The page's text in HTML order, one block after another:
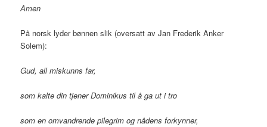
Amen
På norsk lyder bønnen slik (oversatt av Jan Frederik Anker
Solem):
Gud, all miskunns far,
som kalte din tjener Dominikus til å ga ut i tro
som en omvandrende pilegrim og nådens forkynner,